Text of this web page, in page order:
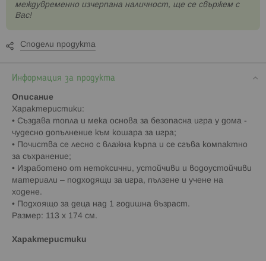
междувременно изчерпана наличност, ще се свържем с
Вас!
Сподели продукта
Информация за продукта
Описание
Характеристики:
• Създава топла и мека основа за безопасна игра у дома -
чудесно допълнение към кошара за игра;
• Почиства се лесно с влажна кърпа и се сгъва компактно
за съхранение;
• Изработено от нетоксични, устойчиви и водоустойчиви
материали – подходящи за игра, пълзене и учене на
ходене.
• Подхоящо за деца над 1 годишна възраст.
Размер: 113 х 174 см.
Характеристики